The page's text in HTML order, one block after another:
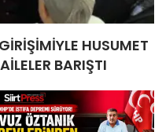
HUSUMET
BARIŞTI